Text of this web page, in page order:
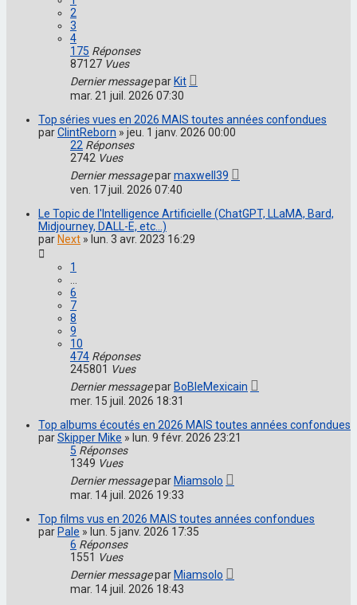
2
3
4
175 Réponses
87127 Vues
Dernier messageparKit
mar. 21 juil. 2026 07:30
Top séries vues en 2026 MAIS toutes années confondues
parClintReborn » jeu. 1 janv. 2026 00:00
22 Réponses
2742 Vues
Dernier messageparmaxwell39
ven. 17 juil. 2026 07:40
Le Topic de l'Intelligence Artificielle (ChatGPT, LLaMA, Bard,
Midjourney, DALL-E, etc...)
parNext » lun. 3 avr. 2023 16:29
1
6
7
8
9
10
474 Réponses
245801 Vues
Dernier messageparBoBleMexicain
mer. 15 juil. 2026 18:31
Top albums écoutés en 2026 MAIS toutes années confondues
parSkipper Mike » lun. 9 févr. 2026 23:21
5 Réponses
1349 Vues
Dernier messageparMiamsolo
mar. 14 juil. 2026 19:33
Top films vus en 2026 MAIS toutes années confondues
parPale » lun. 5 janv. 2026 17:35
6 Réponses
1551 Vues
Dernier messageparMiamsolo
mar. 14 juil. 2026 18:43